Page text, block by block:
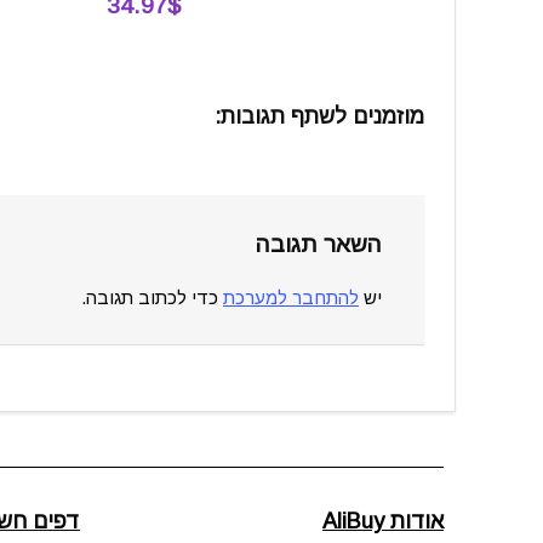
34.97$
מוזמנים לשתף תגובות:
השאר תגובה
יש להתחבר למערכת כדי לכתוב תגובה.
אודות AliBuy דפים